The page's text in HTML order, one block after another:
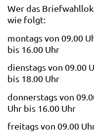
Wer das
wie folgt:
montags von 09.00
bis 16.00 Uhr
dienstags von 09.00
bis 18.00 Uhr
donnerstags von
Uhr bis 16.00 Uhr
freitags von 09.00